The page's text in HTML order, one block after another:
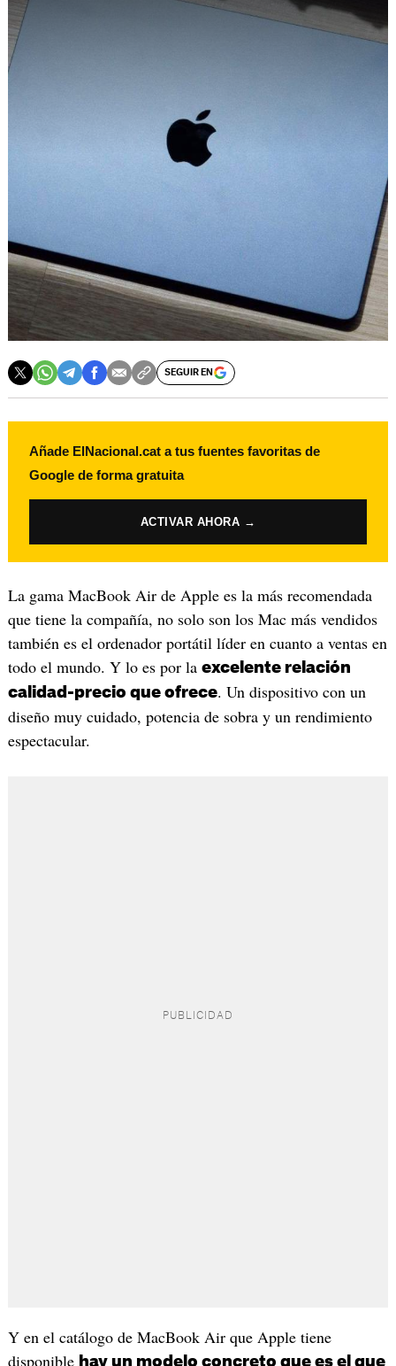
SEGUIR EN
Añade ElNacional.cat a tus fuentes favoritas de
Google de forma gratuita
ACTIVAR AHORA →
La gama MacBook Air de Apple es la más recomendada
que tiene la compañía, no solo son los Mac más vendidos
también es el ordenador portátil líder en cuanto a ventas en
todo el mundo. Y lo es por la excelente relación
calidad-precio que ofrece. Un dispositivo con un
diseño muy cuidado, potencia de sobra y un rendimiento
espectacular.
Y en el catálogo de MacBook Air que Apple tiene
disponible hay un modelo concreto que es el que